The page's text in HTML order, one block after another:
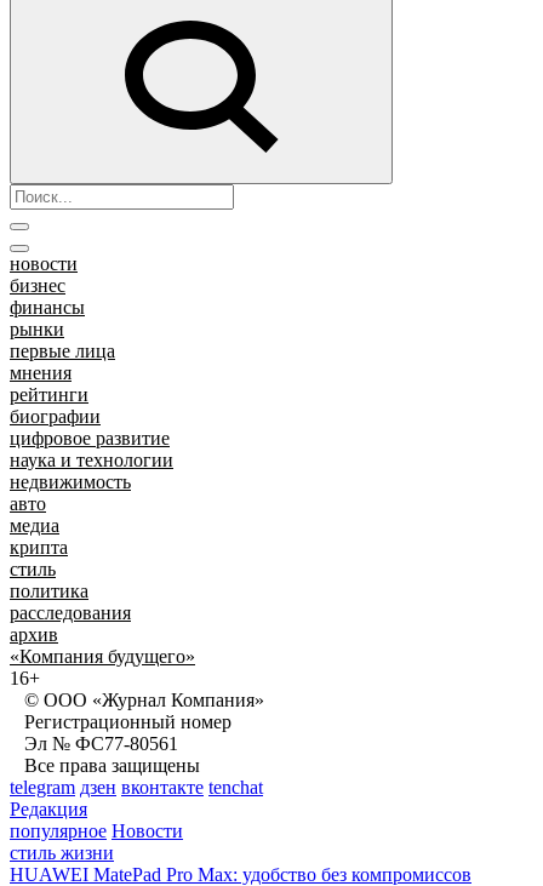
новости
бизнес
финансы
рынки
первые лица
мнения
рейтинги
биографии
цифровое развитие
наука и технологии
недвижимость
авто
медиа
крипта
стиль
политика
расследования
архив
«Компания будущего»
16+
© ООО «Журнал Компания»
Регистрационный номер
Эл № ФС77-80561
Все права защищены
telegram дзен вконтакте tenchat
Редакция
популярное Новости
стиль жизни
HUAWEI MatePad Pro Max: удобство без компромиссов